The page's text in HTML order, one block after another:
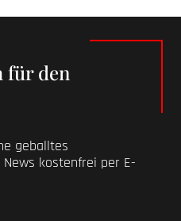
für den
geballtes
kostenfrei per E-